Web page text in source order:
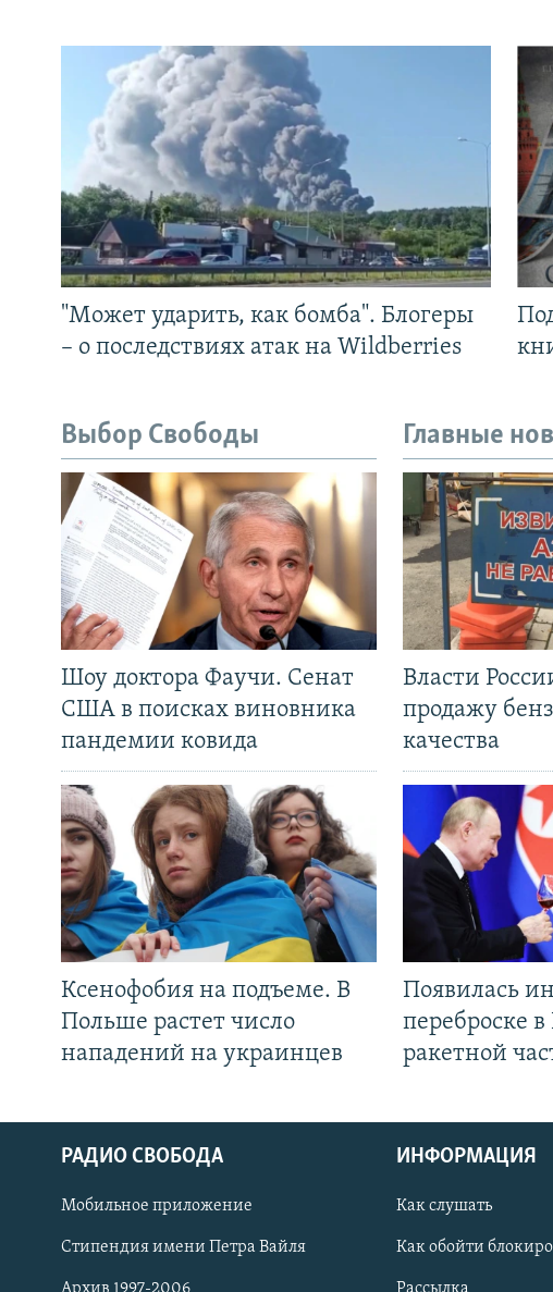
СОЦИАЛЬНЫЕ СЕТИ
"Может ударить, как бомба". Блогеры
– о последствиях атак на Wildberries
Выбор Свободы
Шоу доктора Фаучи. Сенат
США в поисках виновника
пандемии ковида
Ксенофобия на подъеме. В
Польше растет число
нападений на украинцев
Главные
Власти
продажу
качества
Появилась
переброске
ракетной
РАДИО СВОБОДА
Мобильное приложение
Стипендия имени Петра Вайля
ИНФОРМАЦИЯ
Как слушать
Как обойти